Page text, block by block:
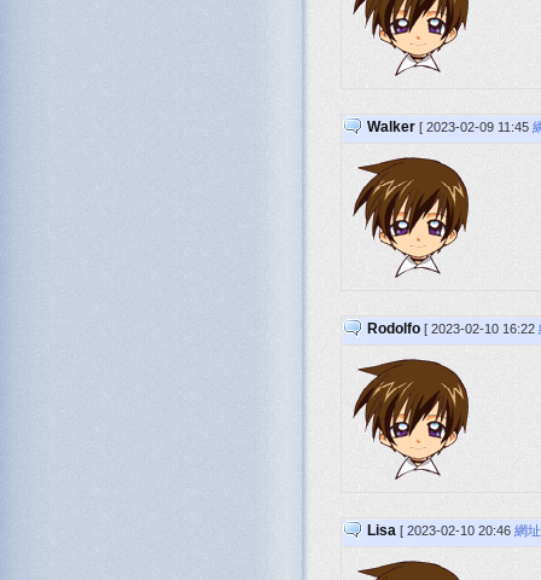
Walker [ 2023-02-09 11:45
Rodolfo [ 2023-02-10 16:22
Lisa [ 2023-02-10 20:46 網址